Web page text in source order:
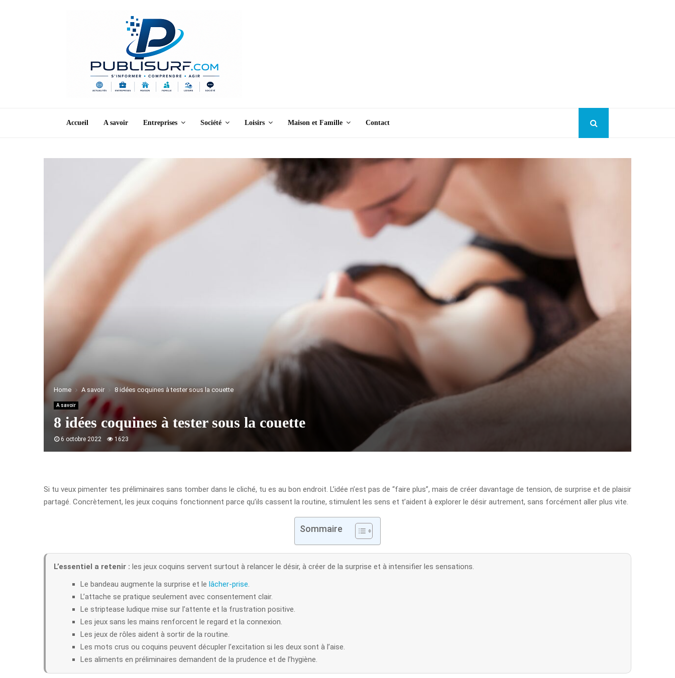
Accueil A savoir Entreprises Société Loisirs Maison et Famille Contact
Home A savoir 8 idées coquines à tester sous la couette
A savoir
8 idées coquines à tester sous la couette
6 octobre 2022 1623
Si tu veux pimenter tes préliminaires sans tomber dans le cliché, tu es au bon endroit. L’idée n’est pas de “faire plus”, mais de créer davantage de tension, de surprise et de plaisir
partagé. Concrètement, les jeux coquins fonctionnent parce qu’ils cassent la routine, stimulent les sens et t’aident à explorer le désir autrement, sans forcément aller plus vite.
Sommaire
L’essentiel a retenir : les jeux coquins servent surtout à relancer le désir, à créer de la surprise et à intensifier les sensations.
Le bandeau augmente la surprise et le lâcher-prise
L’attache se pratique seulement avec consentement clair.
Le striptease ludique mise sur l’attente et la frustration positive.
Les jeux sans les mains renforcent le regard et la connexion.
Les jeux de rôles aident à sortir de la routine.
Les mots crus ou coquins peuvent décupler l’excitation si les deux sont à l’aise.
Les aliments en préliminaires demandent de la prudence et de l’hygiène.